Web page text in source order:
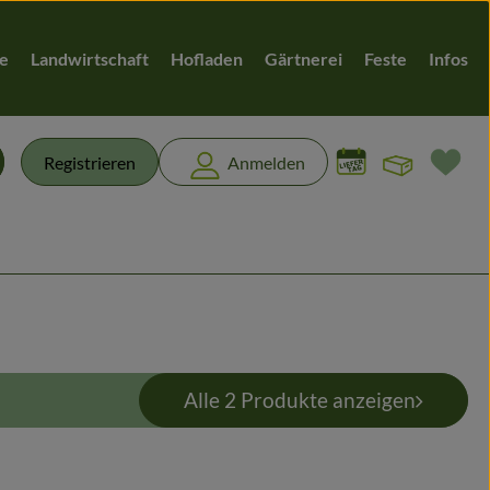
Landwirtschaft Hofladen Gärtnerei Feste Infos
Registrieren Anmelden
Alle 2 Produkte anzeigen